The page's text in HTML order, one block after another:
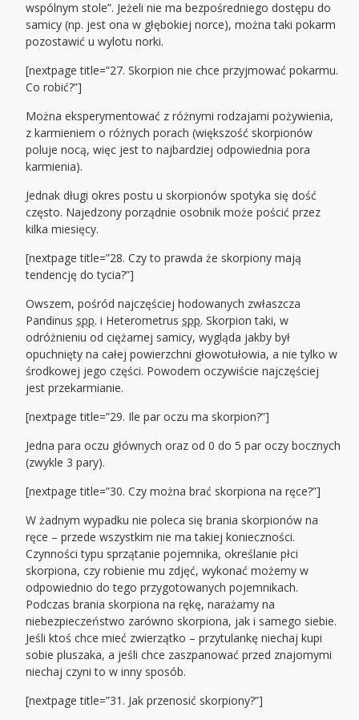
wspólnym stole”. Jeżeli nie ma bezpośredniego dostępu do
samicy (np. jest ona w głębokiej norce), można taki pokarm
pozostawić u wylotu norki.
[nextpage title=”27. Skorpion nie chce przyjmować pokarmu.
Co robić?”]
Można eksperymentować z różnymi rodzajami pożywienia,
z karmieniem o różnych porach (większość skorpionów
poluje nocą, więc jest to najbardziej odpowiednia pora
karmienia).
Jednak długi okres postu u skorpionów spotyka się dość
często. Najedzony porządnie osobnik może pościć przez
kilka miesięcy.
[nextpage title=”28. Czy to prawda że skorpiony mają
tendencję do tycia?”]
Owszem, pośród najczęściej hodowanych zwłaszcza
Pandinus spp. i Heterometrus spp. Skorpion taki, w
odróżnieniu od ciężarnej samicy, wygląda jakby był
opuchnięty na całej powierzchni głowotułowia, a nie tylko w
środkowej jego części. Powodem oczywiście najczęściej
jest przekarmianie.
[nextpage title=”29. Ile par oczu ma skorpion?”]
Jedna para oczu głównych oraz od 0 do 5 par oczy bocznych
(zwykle 3 pary).
[nextpage title=”30. Czy można brać skorpiona na ręce?”]
W żadnym wypadku nie poleca się brania skorpionów na
ręce – przede wszystkim nie ma takiej konieczności.
Czynności typu sprzątanie pojemnika, określanie płci
skorpiona, czy robienie mu zdjęć, wykonać możemy w
odpowiednio do tego przygotowanych pojemnikach.
Podczas brania skorpiona na rękę, narażamy na
niebezpieczeństwo zarówno skorpiona, jak i samego siebie.
Jeśli ktoś chce mieć zwierzątko – przytulankę niechaj kupi
sobie pluszaka, a jeśli chce zaszpanować przed znajomymi
niechaj czyni to w inny sposób.
[nextpage title=”31. Jak przenosić skorpiony?”]